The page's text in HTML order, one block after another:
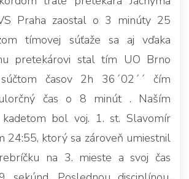
Praha zaostal o 3 minúty 25
tímovej súťaže sa aj vďaka
pretekárovi stal tím UO Brno
časov 2h 36´02´´ čím
čas o 8 minút . Naším
kadetom bol voj. 1. st. Slavomír
24:55, ktorý sa zároveň umiestnil
na 3. mieste a svoj čas